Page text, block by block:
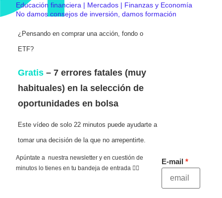
Educación financiera | Mercados | Finanzas y Economía
No damos consejos de inversión, damos formación
¿Pensando en comprar una acción, fondo o
ETF?
Gratis – 7 errores fatales (muy
habituales) en la selección de
oportunidades en bolsa
Este vídeo de solo 22 minutos puede ayudarte a
tomar una decisión de la que no arrepentirte.
Apúntate a nuestra newsletter y en cuestión de
minutos lo tienes en tu bandeja de entrada 👇🏻
E-mail